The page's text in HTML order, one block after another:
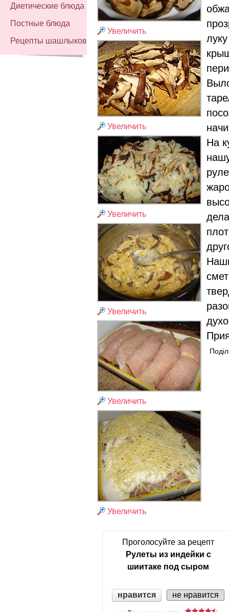
Диетические блюда
Постные блюда
Рецепты шашлыков
Увеличить
Увеличить
Увеличить
Увеличить
Увеличить
Увеличить
На
Проголосуйте за рецепт
Рулеты из индейки с
шиитаке под сыром
нравится не нравится